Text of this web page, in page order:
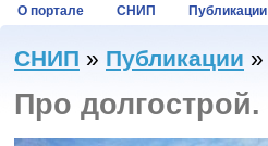
О портале СНИП Публикации
СНИП » Публикации »
Про долгострой.